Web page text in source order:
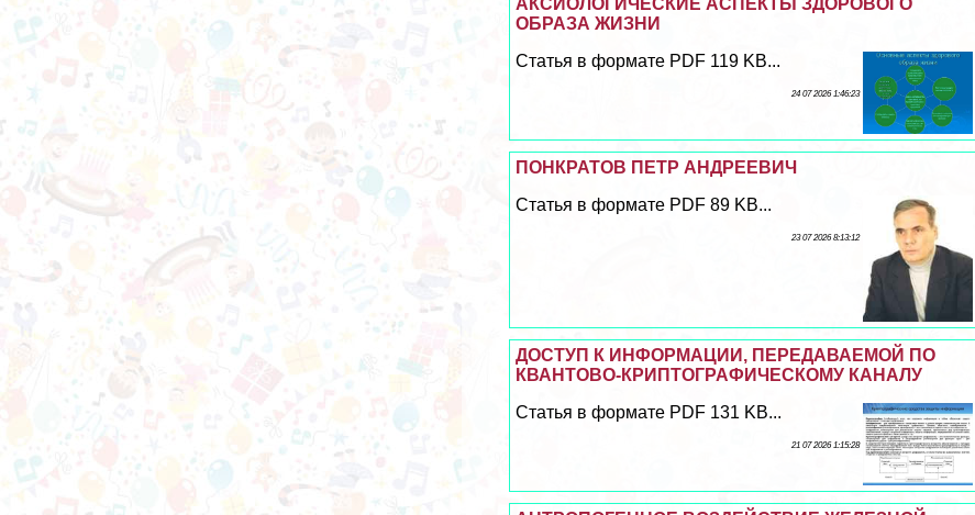
ОБРАЗА ЖИЗНИ
Статья в формате PDF 119 KB...
24 07 2026 1:46:23
ПОНКРАТОВ ПЕТР АНДРЕЕВИЧ
Статья в формате PDF 89 KB...
23 07 2026 8:13:12
ДОСТУП К ИНФОРМАЦИИ, ПЕРЕДАВАЕМОЙ ПО
КВАНТОВО-КРИПТОГРАФИЧЕСКОМУ КАНАЛУ
Статья в формате PDF 131 KB...
21 07 2026 1:15:28